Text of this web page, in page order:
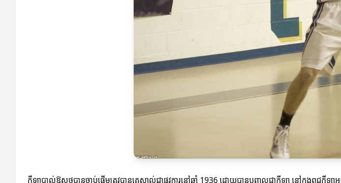
កីឡាបាល់ឱសថបានចាប់ផ្តើមត្រូវបានគេស្គាល់ជាផ្លូវការនៅឆ្នាំ 1936 ដោយបានបញ្ចូលជាកីឡា នៅក្នុងពូជ